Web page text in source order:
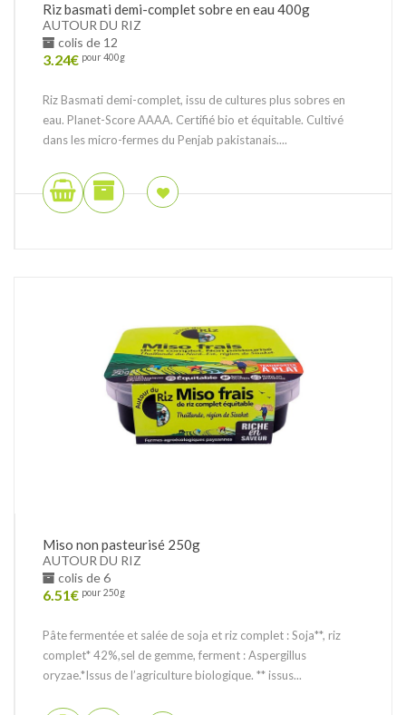
Riz basmati demi-complet sobre en eau 400g
AUTOUR DU RIZ
colis de 12
3.24€ pour 400g
Riz Basmati demi-complet, issu de cultures plus sobres en
eau. Planet-Score AAAA. Certifié bio et équitable. Cultivé
dans les micro-fermes du Penjab pakistanais....
Miso non pasteurisé 250g
AUTOUR DU RIZ
colis de 6
6.51€ pour 250g
Pâte fermentée et salée de soja et riz complet : Soja**, riz
complet* 42%,sel de gemme, ferment : Aspergillus
oryzae.*Issus de l’agriculture biologique. ** issus...